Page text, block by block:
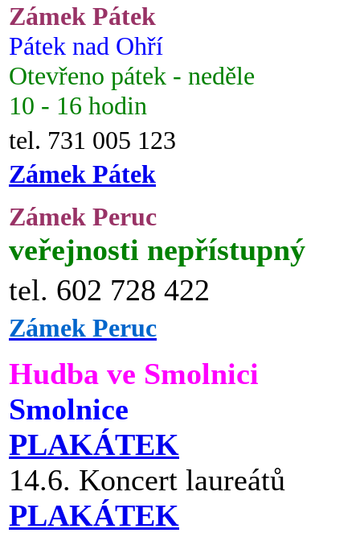
Zámek Pátek
Pátek nad Ohří
Otevřeno pátek - neděle
10 - 16 hodin
tel. 731 005 123
Zámek Pátek
Zámek Peruc
veřejnosti nepřístupný
tel. 602 728 422
Zámek Peruc
Hudba ve Smolnici
Smolnice
PLAKÁTEK
14.6. Koncert laureátů
PLAKÁTEK